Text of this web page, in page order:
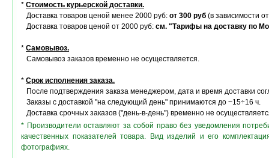
* Стоимость курьерской доставки.
Доставка товаров ценой менее 2000 руб: от 300 руб (в зависимости
Доставка товаров ценой от 2000 руб: см. "Тарифы на доставку по
* Самовывоз.
Самовывоз заказов временно не осуществляется.
* Срок исполнения заказа.
После подтверждения заказа менеджером, дата и время доставки
Заказы с доставкой "на следующий день" принимаются до ~15÷16 ч.
Доставка срочных заказов ("день-в-день") временно не
* Производители оставляют за собой право без уведомления
качественных показателей товара. Вид изделий и его
фотографиях.